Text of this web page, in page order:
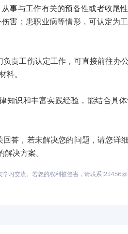
事与工作有关的预备性或者收尾
害；患职业病等情形，可认定为
工伤认定工作，可直接前往办
料。
识和丰富实践经验，能结合具体
，若未解决您的问题，请您详
解决方案。
学习交流。若您的权利被侵害，请联系